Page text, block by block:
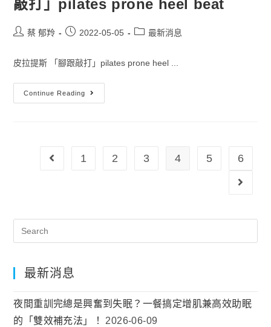
敲打」pilates prone heel beat
蔡 郁羚 2022-05-05 最新消息
皮拉提斯 「腳跟敲打」pilates prone heel ...
Continue Reading
1 2 3 4 5 6
最新消息
夜間重訓完總是興奮到失眠？一餐搞定增肌兼高效助眠
的「雙效補充法」！
2026-06-09